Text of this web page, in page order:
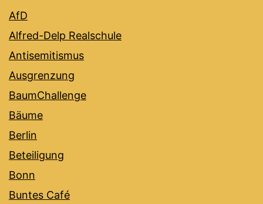
AfD
Alfred-Delp Realschule
Antisemitismus
Ausgrenzung
BaumChallenge
Bäume
Berlin
Beteiligung
Bonn
Buntes Café